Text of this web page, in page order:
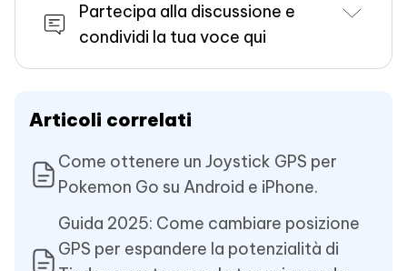
Partecipa alla discussione e
condividi la tua voce qui
Articoli correlati
Come ottenere un Joystick GPS per
Pokemon Go su Android e iPhone.
Guida 2025: Come cambiare posizione
GPS per espandere la potenzialità di